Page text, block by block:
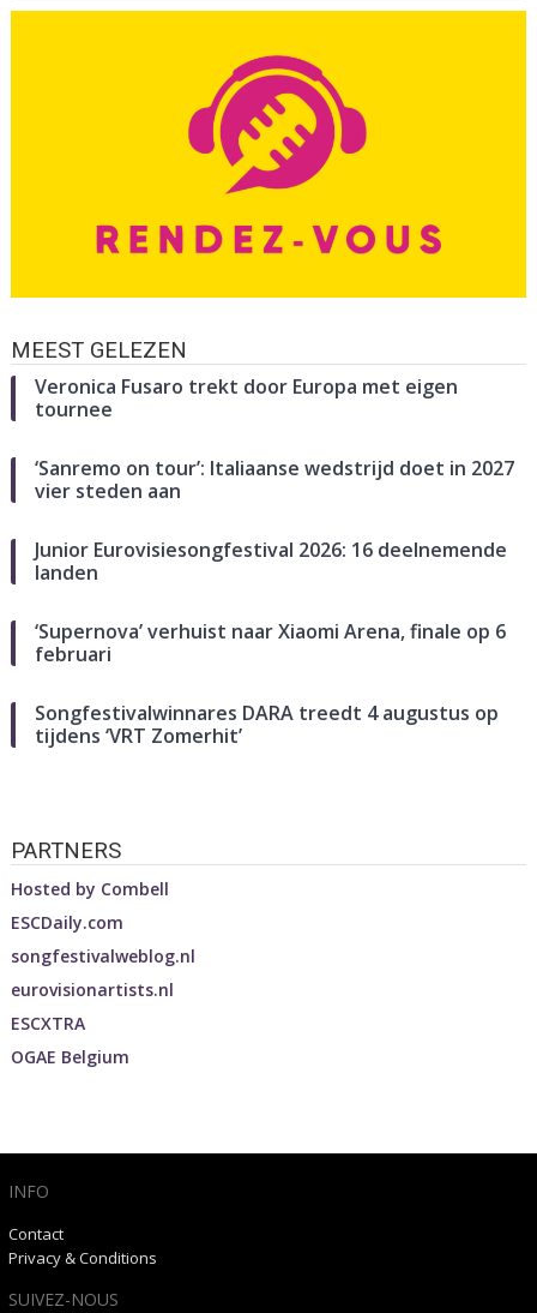
MEEST GELEZEN
Veronica Fusaro trekt door Europa met eigen
tournee
‘Sanremo on tour’: Italiaanse wedstrijd doet in 2027
vier steden aan
Junior Eurovisiesongfestival 2026: 16 deelnemende
landen
‘Supernova’ verhuist naar Xiaomi Arena, finale op 6
februari
Songfestivalwinnares DARA treedt 4 augustus op
tijdens ‘VRT Zomerhit’
PARTNERS
Hosted by Combell
ESCDaily.com
songfestivalweblog.nl
eurovisionartists.nl
ESCXTRA
OGAE Belgium
INFO
Contact
Privacy & Conditions
SUIVEZ-NOUS